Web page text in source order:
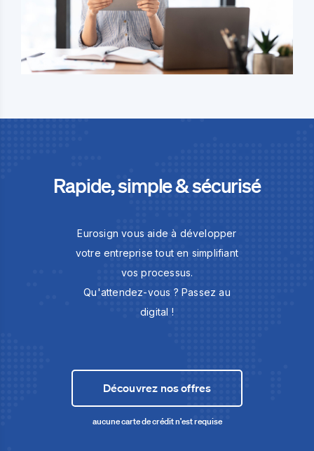
Rapide, simple & sécurisé
Eurosign vous aide à développer
votre entreprise tout en simplifiant
vos processus.
Qu'attendez-vous ? Passez au
digital !
Découvrez nos offres
aucune carte de crédit n'est requise